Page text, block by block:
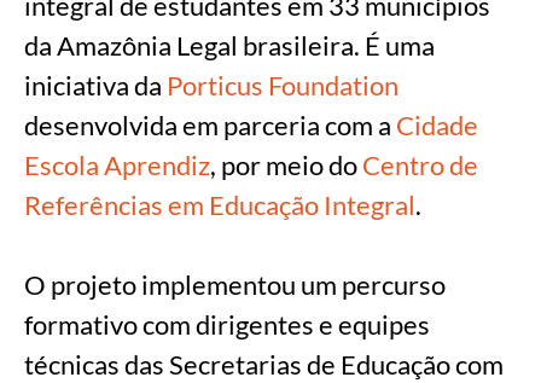
da Amazônia Legal brasileira. É uma
iniciativa da Porticus Foundation
desenvolvida em parceria com a Cidade
Escola Aprendiz, por meio doCentro de
Referências em Educação Integral.
O projeto implementou um percurso
formativo com dirigentes e equipes
técnicas das Secretarias de Educação com